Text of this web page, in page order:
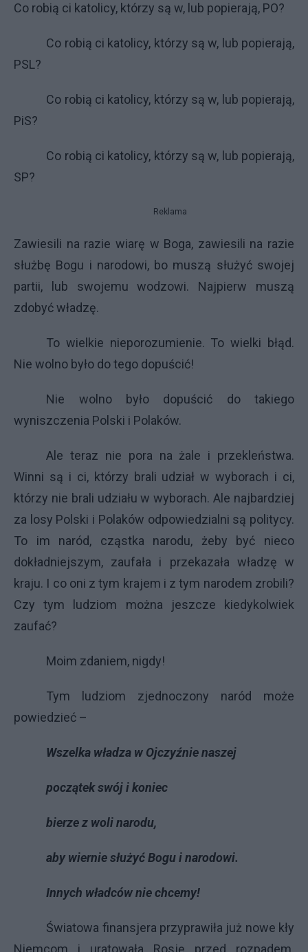
Co robią ci katolicy, którzy są w, lub popierają, PO?
Co robią ci katolicy, którzy są w, lub popierają,
PSL?
Co robią ci katolicy, którzy są w, lub popierają,
PiS?
Co robią ci katolicy, którzy są w, lub popierają,
SP?
Reklama
Zawiesili na razie wiarę w Boga, zawiesili na razie
służbę Bogu i narodowi, bo muszą służyć swojej
partii, lub swojemu wodzowi. Najpierw muszą
zdobyć władzę.
To wielkie nieporozumienie. To wielki błąd.
Nie wolno było do tego dopuścić!
Nie wolno było dopuścić do takiego
wyniszczenia Polski i Polaków.
Ale teraz nie pora na żale i przekleństwa.
Winni są i ci, którzy brali udział w wyborach i ci,
którzy nie brali udziału w wyborach. Ale najbardziej
za losy Polski i Polaków odpowiedzialni są politycy.
To im naród, cząstka narodu, żeby być nieco
dokładniejszym, zaufała i przekazała władzę w
kraju. I co oni z tym krajem i z tym narodem zrobili?
Czy tym ludziom można jeszcze kiedykolwiek
zaufać?
Moim zdaniem, nigdy!
Tym ludziom zjednoczony naród może
powiedzieć –
Wszelka władza w Ojczyźnie naszej
początek swój i koniec
bierze z woli narodu,
aby wiernie służyć Bogu i narodowi.
Innych władców nie chcemy!
Światowa finansjera przyprawiła już nowe kły
Niemcom i uratowała Rosję przed rozpadem.